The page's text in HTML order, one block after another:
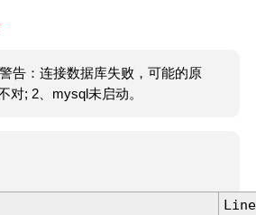
告：连接数据库失败，可能的原
对; 2、mysql未启动。
Line